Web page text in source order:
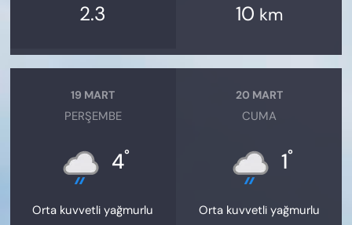
2.3 10 km
19 MART
PERŞEMBE
4°
Orta kuvvetli yağmurlu
20 MART
CUMA
1°
Orta kuvvetli yağmurlu